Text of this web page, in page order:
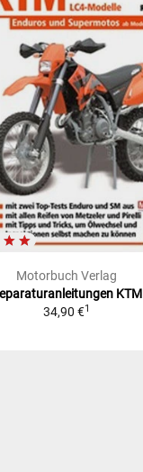
Motorbuch Verlag
KTM
34,90 €1